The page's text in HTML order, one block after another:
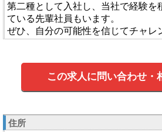
第二種として入社し、当社で経験を
ている先輩社員もいます。
ぜひ、自分の可能性を信じてチャレ
この求人に問い合わせ・
住所